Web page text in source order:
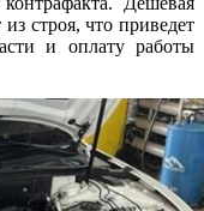
строя, что приведет
и оплату работы